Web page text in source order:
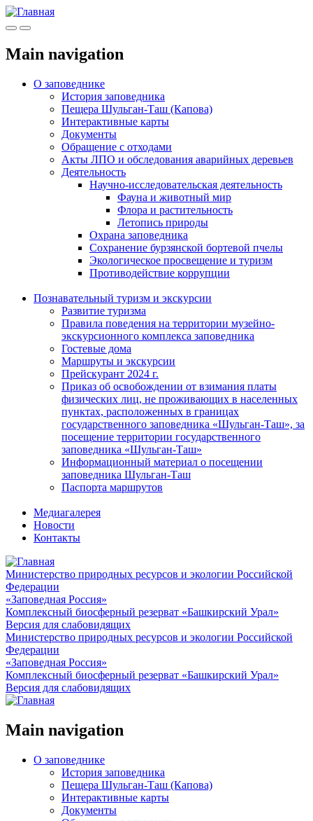
МенюИнфо
Main navigation
О заповеднике
История заповедника
Пещера Шульган-Таш (Капова)
Интерактивные карты
Документы
Обращение с отходами
Акты ЛПО и обследования аварийных деревьев
Деятельность
Научно-исследовательская деятельность
Фауна и животный мир
Флора и растительность
Летопись природы
Охрана заповедника
Сохранение бурзянской бортевой пчелы
Экологическое просвещение и туризм
Противодействие коррупции
Познавательный туризм и экскурсии
Развитие туризма
Правила поведения на территории музейно-
экскурсионного комплекса заповедника
Гостевые дома
Маршруты и экскурсии
Прейскурант 2024 г.
Приказ об освобождении от взимания платы
физических лиц, не проживающих в населенных
пунктах, расположенных в границах
государственного заповедника «Шульган-Таш», за
посещение территории государственного
заповедника «Шульган-Таш»
Информационный материал о посещении
заповедника Шульган-Таш
Паспорта маршрутов
Медиагалерея
Новости
Контакты
Министерство природных ресурсов и экологии Российской
Федерации
«Заповедная Россия»
Комплексный биосферный резерват «Башкирский Урал»
Версия для слабовидящих
Министерство природных ресурсов и экологии Российской
Федерации
«Заповедная Россия»
Комплексный биосферный резерват «Башкирский Урал»
Версия для слабовидящих
Main navigation
О заповеднике
История заповедника
Пещера Шульган-Таш (Капова)
Интерактивные карты
Документы